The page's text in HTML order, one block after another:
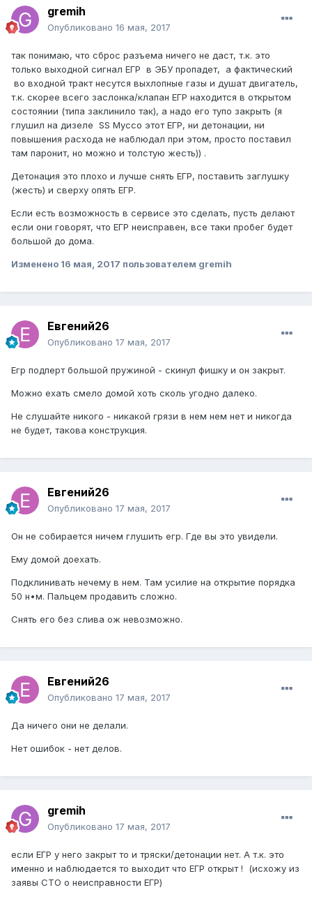
gremih
Опубликовано 16 мая, 2017
так понимаю, что сброс разъема ничего не даст, т.к. это
только выходной сигнал ЕГР в ЭБУ пропадет, а фактический
во входной тракт несутся выхлопные газы и душат двигатель,
т.к. скорее всего заслонка/клапан ЕГР находится в открытом
состоянии (типа заклинило так), а надо его тупо закрыть (я
глушил на дизеле SS Муссо этот ЕГР, ни детонации, ни
повышения расхода не наблюдал при этом, просто поставил
там паронит, но можно и толстую жесть)) .
Детонация это плохо и лучше снять ЕГР, поставить заглушку
(жесть) и сверху опять ЕГР.
Если есть возможность в сервисе это сделать, пусть делают
если они говорят, что ЕГР неисправен, все таки пробег будет
большой до дома.
Изменено 16 мая, 2017 пользователем gremih
Евгений26
Опубликовано 17 мая, 2017
Егр подперт большой пружиной - скинул фишку и он закрыт.
Можно ехать смело домой хоть сколь угодно далеко.
Не слушайте никого - никакой грязи в нем нем нет и никогда
не будет, такова конструкция.
Евгений26
Опубликовано 17 мая, 2017
Он не собирается ничем глушить егр. Где вы это увидели.
Ему домой доехать.
Подклинивать нечему в нем. Там усилие на открытие порядка
50 н•м. Пальцем продавить сложно.
Снять его без слива ож невозможно.
Евгений26
Опубликовано 17 мая, 2017
Да ничего они не делали.
Нет ошибок - нет делов.
gremih
Опубликовано 17 мая, 2017
если ЕГР у него закрыт то и тряски/детонации нет. А т.к. это
именно и наблюдается то выходит что ЕГР открыт ! (исхожу из
заявы СТО о неисправности ЕГР)